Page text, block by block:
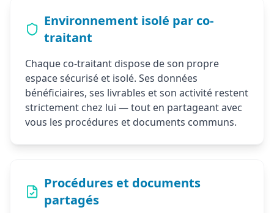
Environnement isolé par co-
traitant
Chaque co-traitant dispose de son propre
espace sécurisé et isolé. Ses données
bénéficiaires, ses livrables et son activité restent
strictement chez lui — tout en partageant avec
vous les procédures et documents communs.
Procédures et documents
partagés